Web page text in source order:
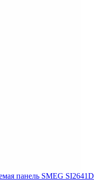
панель SMEG SI2641D